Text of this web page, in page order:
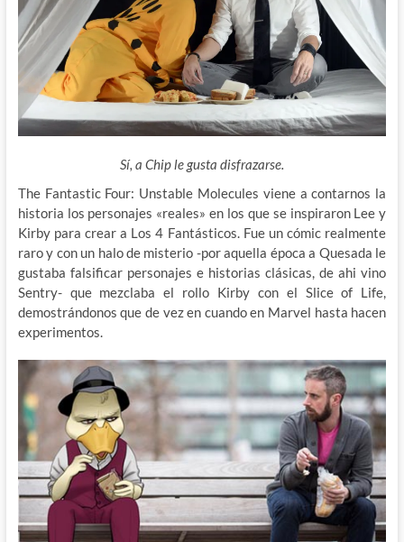
Sí, a Chip le gusta disfrazarse.
The Fantastic Four: Unstable Molecules viene a contarnos la
historia los personajes «reales» en los que se inspiraron Lee y
Kirby para crear a Los 4 Fantásticos. Fue un cómic realmente
raro y con un halo de misterio -por aquella época a Quesada le
gustaba falsificar personajes e historias clásicas, de ahi vino
Sentry- que mezclaba el rollo Kirby con el Slice of Life,
demostrándonos que de vez en cuando en Marvel hasta hacen
experimentos.